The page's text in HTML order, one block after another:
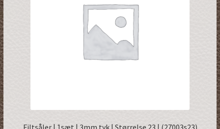
Filtsåler | 1sæt | 3mm tyk | Størrelse 23 | (27003s23)